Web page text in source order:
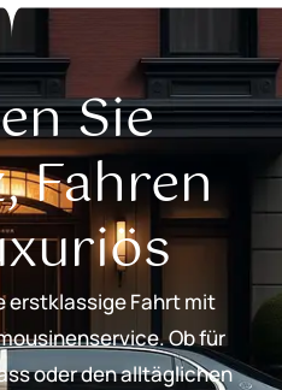
Sie
Fahren
erstklassige Fahrt mit
Ob für
oder den alltäglichen